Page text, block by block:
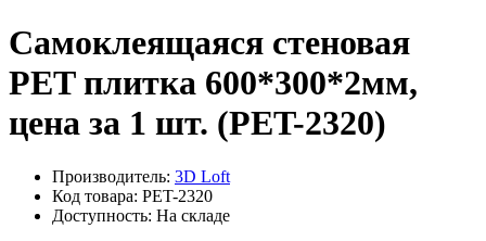
Самоклеящаяся стеновая
PET плитка 600*300*2мм,
цена за 1 шт. (PET-2320)
Производитель: 3D Loft
Код товара: PET-2320
Доступность: На складе